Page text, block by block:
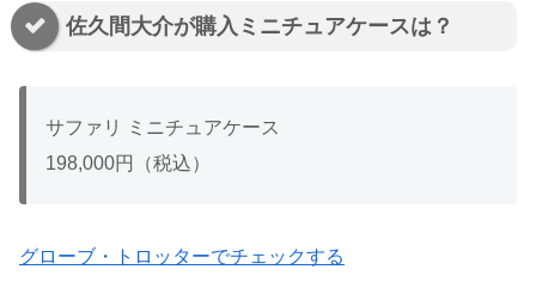
佐久間大介が購入ミニチュアケースは？
サファリ ミニチュアケース
198,000円（税込）
グローブ・トロッターでチェックする